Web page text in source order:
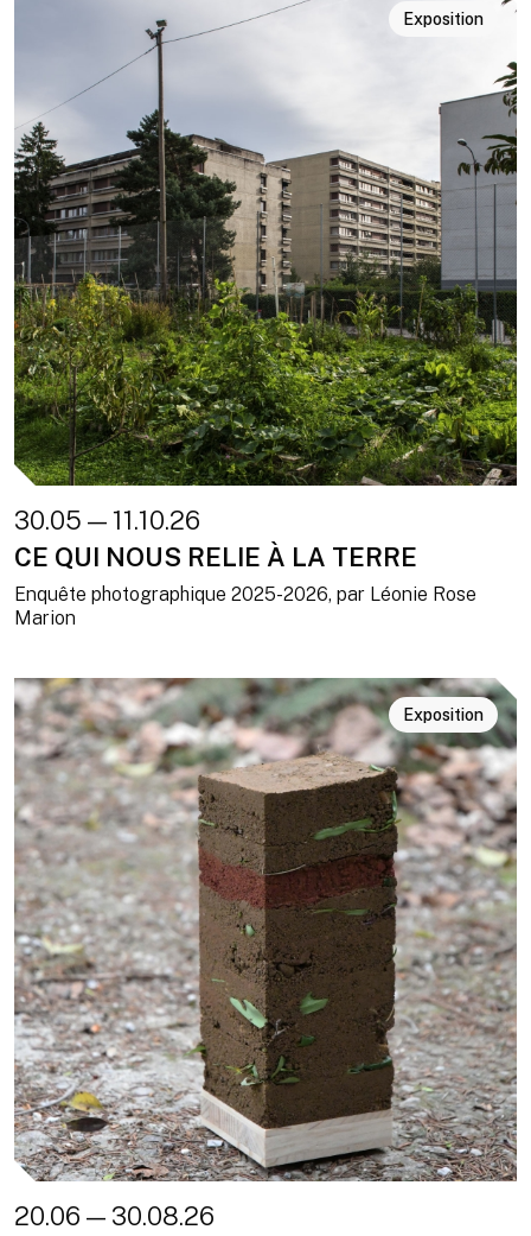
Exposition
30.05 — 11.10.26
CE QUI NOUS RELIE À LA TERRE
Enquête photographique 2025-2026, par Léonie Rose
Marion
Exposition
20.06 — 30.08.26